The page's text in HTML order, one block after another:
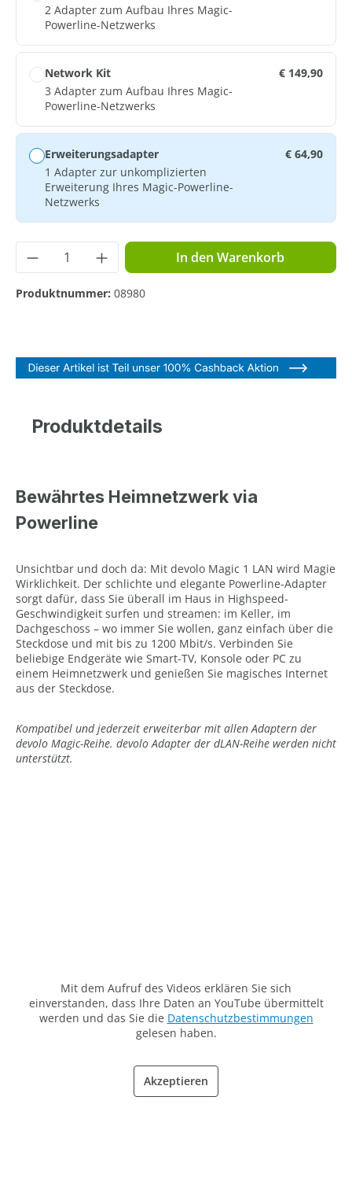
2 Adapter zum Aufbau Ihres Magic-
Powerline-Netzwerks
Network Kit
3 Adapter zum Aufbau Ihres Magic-
Powerline-Netzwerks
€ 149,90
Erweiterungsadapter
1 Adapter zur unkomplizierten
Erweiterung Ihres Magic-Powerline-
Netzwerks
€ 64,90
Produkt Anzahl: Gib den gewünschten
In den Warenkorb
Produktnummer: 08980
Produktdetails
Bewährtes Heimnetzwerk via
Powerline
Unsichtbar und doch da: Mit devolo Magic 1 LAN wird Magie
Wirklichkeit. Der schlichte und elegante Powerline-Adapter
sorgt dafür, dass Sie überall im Haus in Highspeed-
Geschwindigkeit surfen und streamen: im Keller, im
Dachgeschoss – wo immer Sie wollen, ganz einfach über die
Steckdose und mit bis zu 1200 Mbit/s. Verbinden Sie
beliebige Endgeräte wie Smart-TV, Konsole oder PC zu
einem Heimnetzwerk und genießen Sie magisches Internet
aus der Steckdose.
Kompatibel und jederzeit erweiterbar mit allen Adaptern der
devolo Magic-Reihe. devolo Adapter der dLAN-Reihe werden nicht
unterstützt.
Mit dem Aufruf des Videos erklären Sie sich
einverstanden, dass Ihre Daten an YouTube übermittelt
werden und das Sie die Datenschutzbestimmungen
gelesen haben.
Akzeptieren